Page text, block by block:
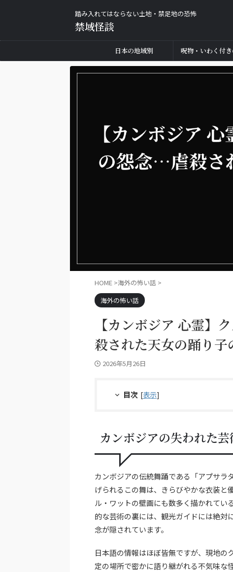
踏み入れてはならない土地・禁足地の恐怖
禁域怪談
日本の地域別 呪物・いわく付
HOME >海外の怖い話 >
海外の怖い話
【カンボジア 心霊】
殺された天女の踊り子
2026年5月26日
目次 [表示]
カンボジアの失われた
カンボジアの伝統舞踊である「アプサラ
げられるこの舞は、きらびやかな衣装と
ル・ワットの壁画にも数多く描かれてい
的な芸術の裏には、観光ガイドには絶対
念が隠されています。
日本語の情報はほぼ皆無ですが、現地の
定の場所で密かに語り継がれる不気味な